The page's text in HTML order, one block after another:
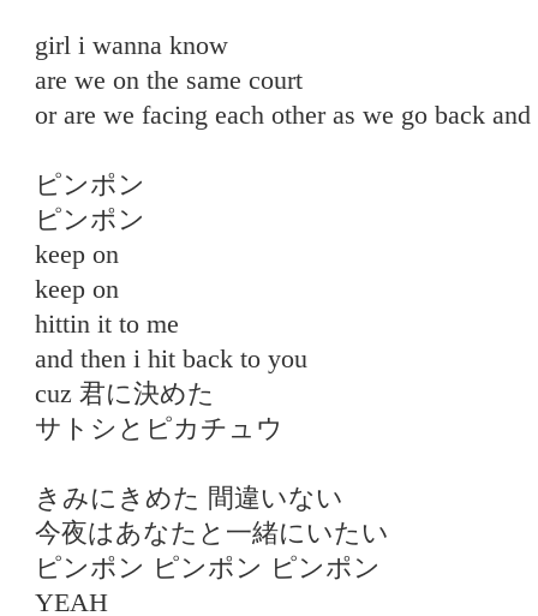
girl i wanna know
are we on the same court
or are we facing each other as we go back
ピンポン
ピンポン
keep on
keep on
hittin it to me
and then i hit back to you
cuz 君に決めた
サトシとピカチュウ
きみにきめた 間違いない
今夜はあなたと一緒にいたい
ピンポン ピンポン ピンポン
YEAH